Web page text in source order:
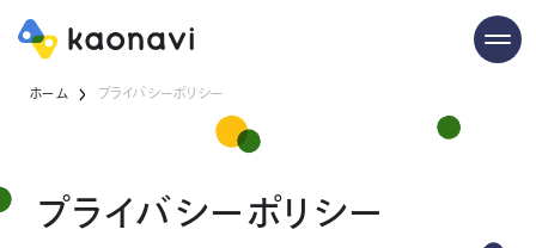
ホーム プライバシーポリシー
プライバシーポリシー